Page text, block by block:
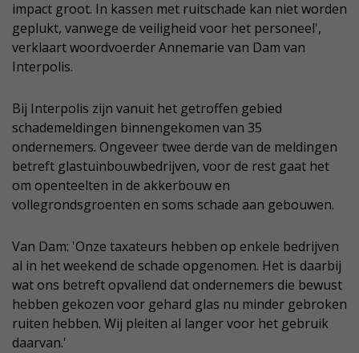
impact groot. In kassen met ruitschade kan niet worden
geplukt, vanwege de veiligheid voor het personeel',
verklaart woordvoerder Annemarie van Dam van
Interpolis.
Bij Interpolis zijn vanuit het getroffen gebied
schademeldingen binnengekomen van 35
ondernemers. Ongeveer twee derde van de meldingen
betreft glastuinbouwbedrijven, voor de rest gaat het
om openteelten in de akkerbouw en
vollegrondsgroenten en soms schade aan gebouwen.
Van Dam: 'Onze taxateurs hebben op enkele bedrijven
al in het weekend de schade opgenomen. Het is daarbij
wat ons betreft opvallend dat ondernemers die bewust
hebben gekozen voor gehard glas nu minder gebroken
ruiten hebben. Wij pleiten al langer voor het gebruik
daarvan.'